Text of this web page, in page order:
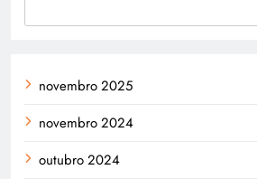
novembro 2025
novembro 2024
outubro 2024